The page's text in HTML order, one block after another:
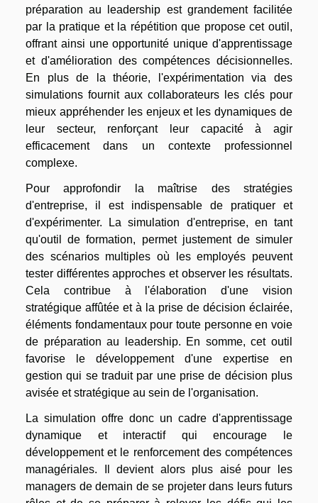
préparation au leadership est grandement facilitée
par la pratique et la répétition que propose cet outil,
offrant ainsi une opportunité unique d'apprentissage
et d'amélioration des compétences décisionnelles.
En plus de la théorie, l'expérimentation via des
simulations fournit aux collaborateurs les clés pour
mieux appréhender les enjeux et les dynamiques de
leur secteur, renforçant leur capacité à agir
efficacement dans un contexte professionnel
complexe.
Pour approfondir la maîtrise des stratégies
d'entreprise, il est indispensable de pratiquer et
d'expérimenter. La simulation d'entreprise, en tant
qu'outil de formation, permet justement de simuler
des scénarios multiples où les employés peuvent
tester différentes approches et observer les résultats.
Cela contribue à l'élaboration d'une vision
stratégique affûtée et à la prise de décision éclairée,
éléments fondamentaux pour toute personne en voie
de préparation au leadership. En somme, cet outil
favorise le développement d'une expertise en
gestion qui se traduit par une prise de décision plus
avisée et stratégique au sein de l'organisation.
La simulation offre donc un cadre d'apprentissage
dynamique et interactif qui encourage le
développement et le renforcement des compétences
managériales. Il devient alors plus aisé pour les
managers de demain de se projeter dans leurs futurs